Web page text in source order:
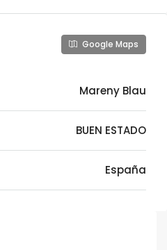
Google Maps
Mareny Blau
BUEN ESTADO
España